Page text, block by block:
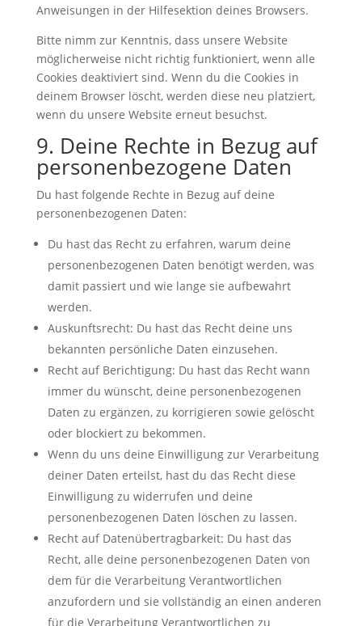
Anweisungen in der Hilfesektion deines Browsers.
Bitte nimm zur Kenntnis, dass unsere Website
möglicherweise nicht richtig funktioniert, wenn alle
Cookies deaktiviert sind. Wenn du die Cookies in
deinem Browser löscht, werden diese neu platziert,
wenn du unsere Website erneut besuchst.
9. Deine Rechte in Bezug auf
personenbezogene Daten
Du hast folgende Rechte in Bezug auf deine
personenbezogenen Daten:
Du hast das Recht zu erfahren, warum deine
personenbezogenen Daten benötigt werden, was
damit passiert und wie lange sie aufbewahrt
werden.
Auskunftsrecht: Du hast das Recht deine uns
bekannten persönliche Daten einzusehen.
Recht auf Berichtigung: Du hast das Recht wann
immer du wünscht, deine personenbezogenen
Daten zu ergänzen, zu korrigieren sowie gelöscht
oder blockiert zu bekommen.
Wenn du uns deine Einwilligung zur Verarbeitung
deiner Daten erteilst, hast du das Recht diese
Einwilligung zu widerrufen und deine
personenbezogenen Daten löschen zu lassen.
Recht auf Datenübertragbarkeit: Du hast das
Recht, alle deine personenbezogenen Daten von
dem für die Verarbeitung Verantwortlichen
anzufordern und sie vollständig an einen anderen
für die Verarbeitung Verantwortlichen zu